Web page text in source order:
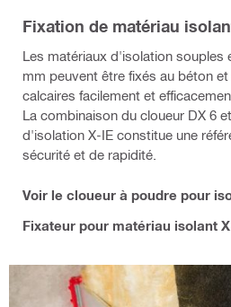
Fixation de matériau
Les matériaux d'isolation souples
mm peuvent être fixés au béton
calcaires facilement et
La combinaison du cloueur DX 6
d'isolation X-IE constitue une
sécurité et de rapidité.
Voir le cloueur à poudre pour
Fixateur pour matériau isolant